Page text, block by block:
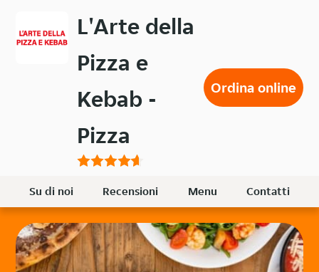
contenuto
L'Arte della
Pizza e
Kebab -
Pizza
Ordina online
Su di noi Recensioni Menu Contatti